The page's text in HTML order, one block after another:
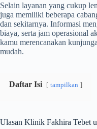
Selain layanan yang cukup
juga memiliki beberapa
dan sekitarnya. Informasi
biaya, serta jam operasional
kamu merencanakan
mudah.
Daftar Isi tampilkan
Ulasan Klinik Fakhira Tebet